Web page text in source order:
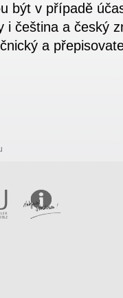
být v případě
i čeština a český
a